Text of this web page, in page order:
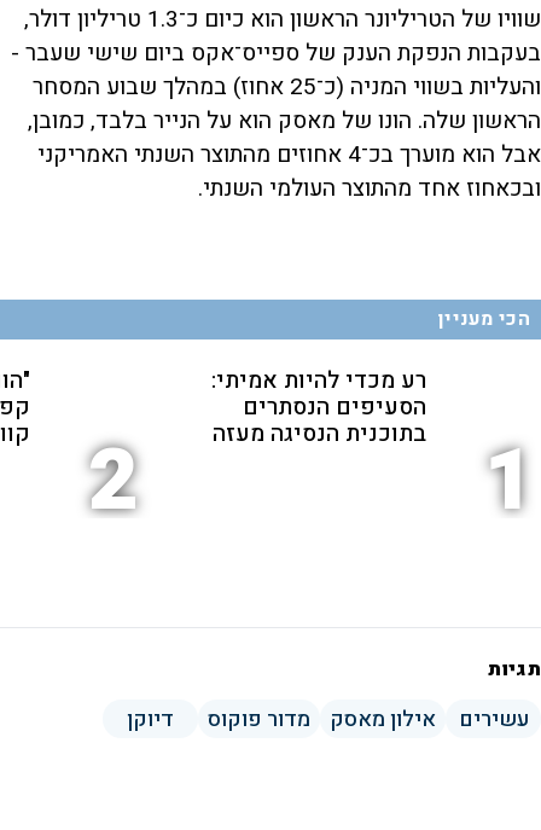
שוויו של הטריליונר הראשון הוא כיום כ־1.3 טריליון דולר,
בעקבות הנפקת הענק של ספייס־אקס ביום שישי שעבר -
והעליות בשווי המניה (כ־25 אחוז) במהלך שבוע המסחר
הראשון שלה. הונו של מאסק הוא על הנייר בלבד, כמובן,
אבל הוא מוערך בכ־4 אחוזים מהתוצר השנתי האמריקני
ובכאחוז אחד מהתוצר העולמי השנתי.
הכי מעניין
1
רע מכדי להיות אמיתי:
הסעיפים הנסתרים
בתוכנית הנסיגה מעזה 2
תגיות
עשירים אילון מאסק מדור פוקוס דיוקן